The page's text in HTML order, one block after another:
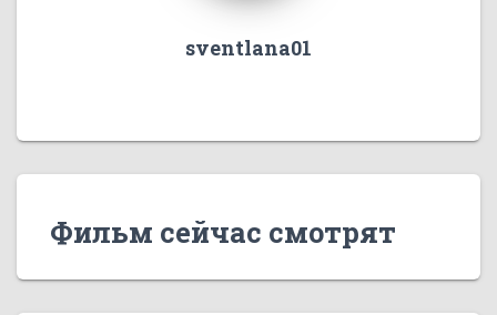
sventlana01
Фильм сейчас смотрят